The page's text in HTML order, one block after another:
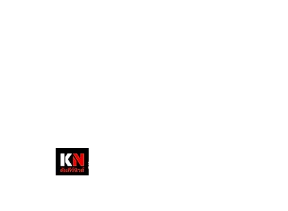
วส์
สื่อลึกวงการสงฆ์ เจาะตรงพระเครื่อง